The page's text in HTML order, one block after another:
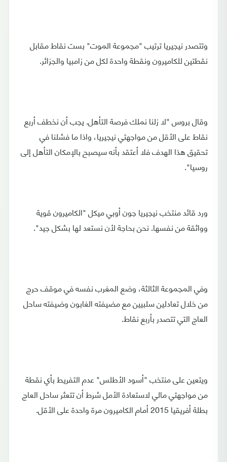
وتتصدر نيجيريا ترتيب "مجموعة الموت" بست نقاط مقابل
نقطتين للكاميرون ونقطة واحدة لكل من زامبيا والجزائر.
وقال بروس "لا زلنا نملك فرصة التأهل. يجب أن نخطف أربع
نقاط على الأقل من مواجهتي نيجيريا، واذا ما فشلنا في
تحقيق هذا الهدف فلا أعتقد بأنه سيصبح بالإمكان التأهل إلى
روسيا".
ورد قائد منتخب نيجيريا جون أوبي ميكل "الكاميرون قوية
وواثقة من نفسها. نحن بحاجة لأن نستعد لها بشكل جيد".
وفي المجموعة الثالثة، وضع المغرب نفسه في موقف حرج
من خلال تعادلين سلبيين مع مضيفته الغابون وضيفته ساحل
العاج التي تتصدر بأربع نقاط.
ويتعين على منتخب "أسود الأطلس" عدم التفريط بأي نقطة
من مواجهتي مالي لاستعادة الأمل شرط أن تتعثر ساحل العاج
بطلة أفريقيا 2015 أمام الكاميرون مرة واحدة على الأقل.